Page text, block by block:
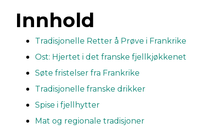
Innhold
Tradisjonelle Retter å Prøve i Frankrike
Ost: Hjertet i det franske fjellkjøkkenet
Søte fristelser fra Frankrike
Tradisjonelle franske drikker
Spise i fjellhytter
Mat og regionale tradisjoner